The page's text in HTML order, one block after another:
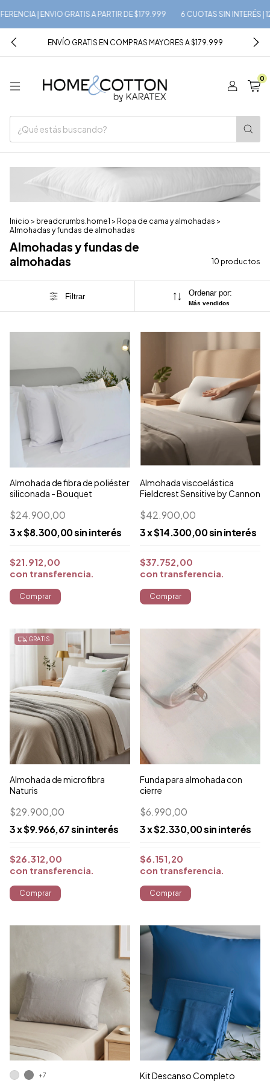
| ENVIO GRATIS A PARTIR DE $179.999 6 CUOTAS SIN INTERÉS |
ENVÍO GRATIS EN COMPRAS MAYORES A $179.999
0
Inicio > breadcrumbs.home1 > Ropa de cama y almohadas >
Almohadas y fundas de almohadas
Almohadas y fundas de
almohadas
10 productos
Filtrar Ordenar por:
Más vendidos
Almohada de fibra de poliéster
siliconada - Bouquet
$24.900,00
3x$8.300,00sin interés
$21.912,00
con transferencia
Almohada viscoelástica
Fieldcrest Sensitive by Cannon
$42.900,00
3x$14.300,00sin interés
$37.752,00
con transferencia
GRATIS
Almohada de microfibra
Naturis
$29.900,00
3x$9.966,67sin interés
$26.312,00
con transferencia
Funda para almohada con
cierre
$6.990,00
3x$2.330,00sin interés
$6.151,20
con transferencia
+7 Kit Descanso Completo